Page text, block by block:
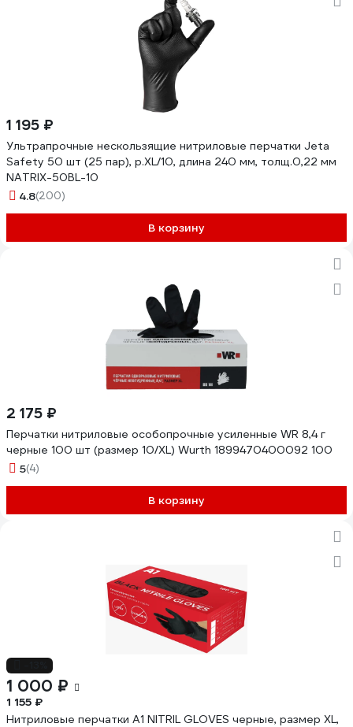
1 195 ₽
Ультрапрочные нескользящие нитриловые перчатки Jeta
Safety 50 шт (25 пар), р.XL/10, длина 240 мм, толщ.0,22 мм
NATRIX-50BL-10
4.8(200)
В корзину
2 175 ₽
Перчатки нитриловые особопрочные усиленные WR 8,4 г
черные 100 шт (размер 10/XL) Wurth 1899470400092 100
5(4)
В корзину
1 000 ₽
1 155 ₽
Нитриловые перчатки А1 NITRIL GLOVES черные, размер XL,